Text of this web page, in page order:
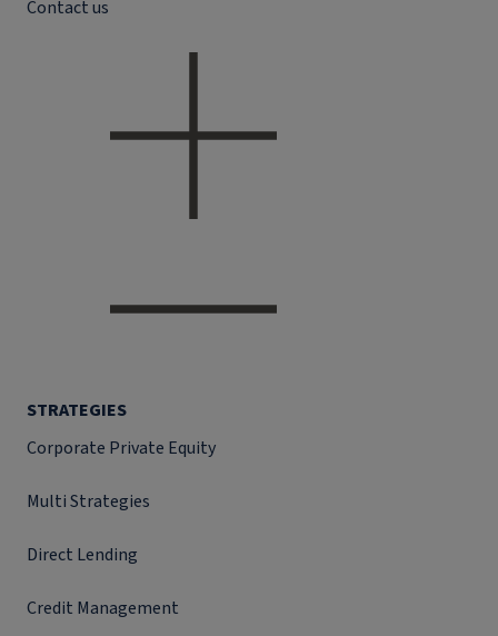
Contact us
STRATEGIES
Corporate Private Equity
Multi Strategies
Direct Lending
Credit Management